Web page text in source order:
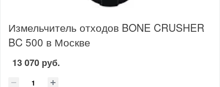
Измельчитель отходов BONE CRUSHER
BC 500 в Москве
13 070 руб.